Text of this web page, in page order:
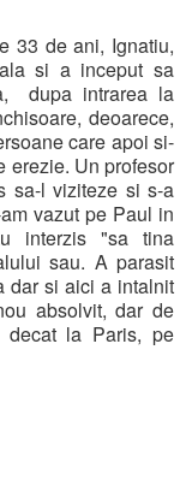
33 de ani, Ignatiu,
si a inceput sa
dupa intrarea la
deoarece,
care apoi si-
erezie. Un profesor
sa-l viziteze si s-a
vazut pe Paul in
interzis "sa tina
sau. A parasit
dar si aici a intalnit
absolvit, dar de
la Paris, pe